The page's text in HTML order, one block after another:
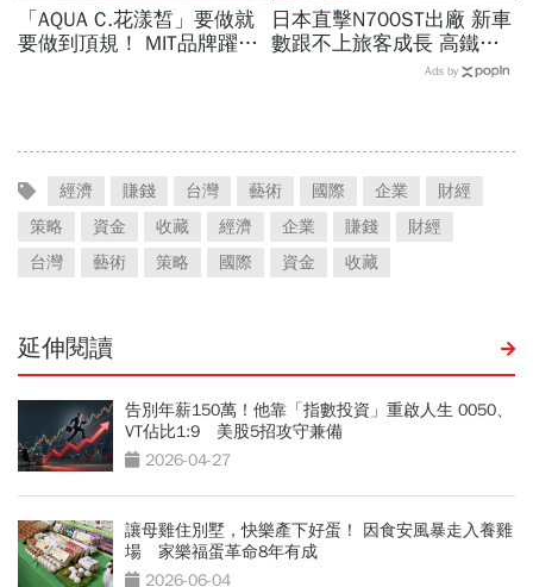
「AQUA C.花漾皙」要做就
要做到頂規！ MIT品牌躍上
日本直擊N700ST出廠 新車
數跟不上旅客成長 高鐵遇3
Ads by
經濟 賺錢 台灣 藝術 國際 企業
財經
策略
資金 收藏 經濟 企業 賺錢
財經
台灣
藝術 策略 國際 資金 收藏
延伸閱讀
告別年薪150萬！他靠「指數投資」重啟人生 0050、
VT佔比1:9 美股5招攻守兼備
2026-04-27
讓母雞住別墅，快樂產下好蛋！ 因食安風暴走入養雞
場 家樂福蛋革命8年有成
2026-06-04